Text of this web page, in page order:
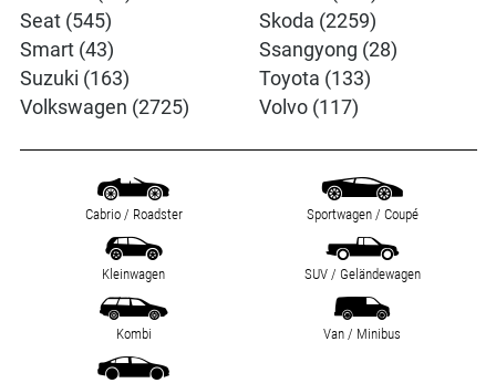
Seat (545)
Skoda (2259)
Smart (43)
Ssangyong (28)
Suzuki (163)
Toyota (133)
Volkswagen (2725)
Volvo (117)
Cabrio / Roadster Sportwagen / Coupé
Kleinwagen SUV / Geländewagen
Kombi Van / Minibus